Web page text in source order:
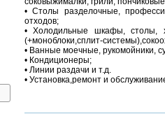
• Столы разделочные,
отходов;
• Холодильные шкафы, столы,
(+моноблоки,сплит-
• Ванные моечные, рукомойники,
• Кондиционеры;
• Линии раздачи и т.д.
• Установка,ремонт и